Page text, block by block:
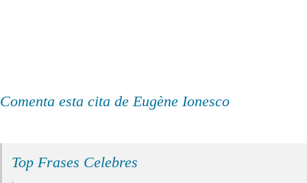
Comenta esta cita de Eugène Ionesco
Top Frases Celebres